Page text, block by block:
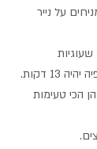
על נייר
עד שעוגיות
יהיה 13 דקות.
הכי טעימות